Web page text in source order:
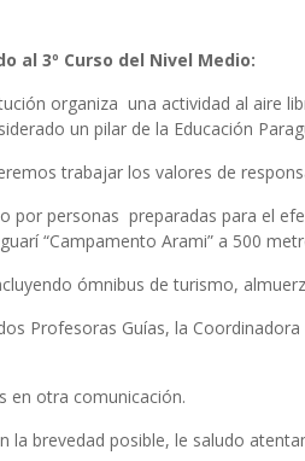
al 3º Curso del Nivel Medio:
organiza una actividad al aire
un pilar de la Educación
trabajar los valores de
por personas preparadas para el
“Campamento Arami” a 500
ómnibus de turismo,
Profesoras Guías, la
en otra comunicación.
la brevedad posible, le saludo